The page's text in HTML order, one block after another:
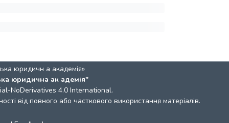
юридичн а академія»
юридична ак адемія"
NoDerivatives 4.0 International.
від повного або часткового використання матеріалів.